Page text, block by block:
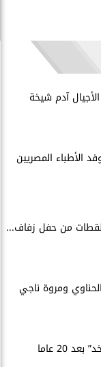
الأجيال آدم شيخة
الأطباء المصريين
من حفل زفاف...
ومروة ناجي
20 عاما